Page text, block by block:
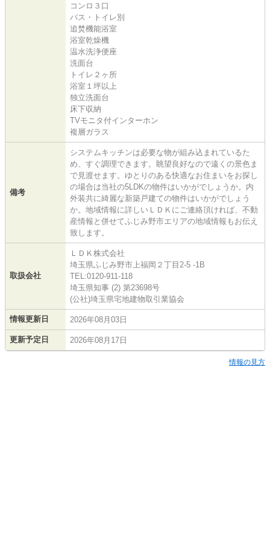
コンロ３口
バス・トイレ別
追焚機能浴室
浴室乾燥機
温水洗浄便座
洗面台
トイレ２ヶ所
浴室１坪以上
独立洗面台
床下収納
TVモニタ付インターホン
複層ガラス
備考
システムキッチンは必要な物が組み込まれているた
め、すぐ調理できます。眺望良好なので遠くの景色ま
で見渡せます。ゆとりのある快適なお住まいをお探し
の場合は当社の5LDKの物件はいかがでしょうか。内
外装共に綺麗な新築戸建ての物件はいかがでしょう
か。地域情報に詳しいＬＤＫにご連絡頂ければ、不動
産情報と併せてふじみ野市エリアの地域情報もお伝え
致します。
取扱会社
ＬＤＫ株式会社
埼玉県ふじみ野市上福岡２丁目2-5 -1B
TEL:0120-911-118
埼玉県知事 (2) 第23698号
(公社)埼玉県宅地建物取引業協会
情報更新日 2026年08月03日
更新予定日 2026年08月17日
情報の見方